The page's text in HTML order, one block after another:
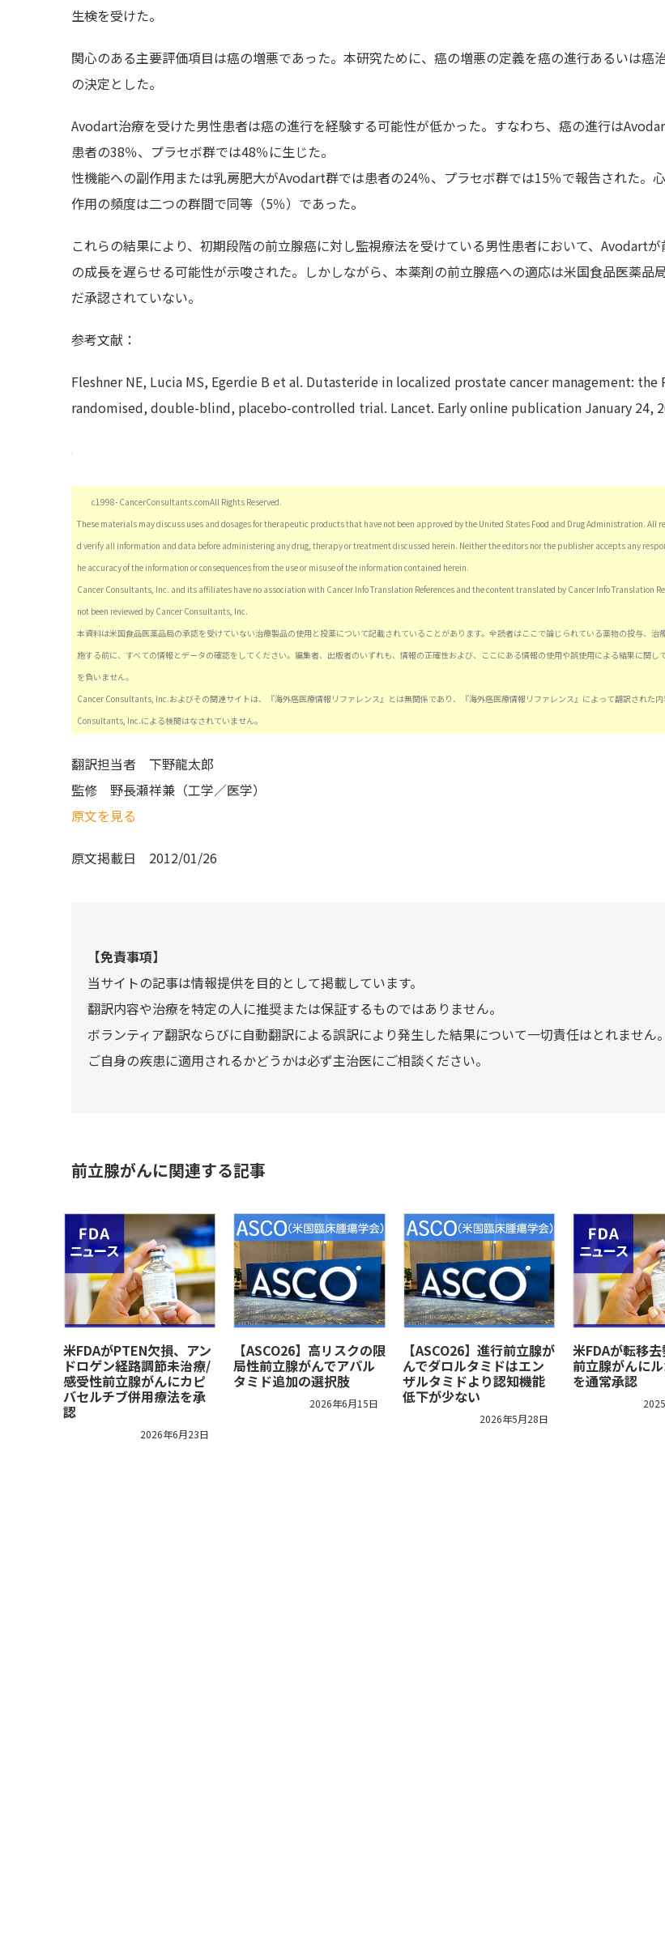
生検を受けた。
関心のある主要評価項目は癌の増悪であった。本研究ために、癌の増悪の定義を癌の進行あるいは癌
の決定とした。
Avodart治療を受けた男性患者は癌の進行を経験する可能性が低かった。すなわち、癌の進行は
患者の38％、プラセボ群では48％に生じた。
性機能への副作用または乳房肥大がAvodart群では患者の24％、プラセボ群では15％で報告された。
作用の頻度は二つの群間で同等（5％）であった。
これらの結果により、初期段階の前立腺癌に対し監視療法を受けている男性患者において、Avodartが
の成長を遅らせる可能性が示唆された。しかしながら、本薬剤の前立腺癌への適応は米国食品医薬品
だ承認されていない。
参考文献：
Fleshner NE, Lucia MS, Egerdie B et al. Dutasteride in localized prostate cancer management: the
randomised, double-blind, placebo-controlled trial. Lancet. Early online publication January 24,
c1998- CancerConsultants.comAll Rights Reserved.
These materials may discuss uses and dosages for therapeutic products that have not been approved by the United States Food and Drug Administration. All
d verify all information and data before administering any drug, therapy or treatment discussed herein. Neither the editors nor the publisher accepts any
he accuracy of the information or consequences from the use or misuse of the information contained herein.
Cancer Consultants, Inc. and its affiliates have no association with Cancer Info Translation References and the content translated by Cancer Info Translation
not been reviewed by Cancer Consultants, Inc.
本資料は米国食品医薬品局の承認を受けていない治療製品の使用と投薬について記載されていることがあります。全読者はここで論じられている薬物の投与、治
施する前に、すべての情報とデータの確認をしてください。編集者、出版者のいずれも、情報の正確性および、ここにある情報の使用や誤使用による結果に関し
を負いません。
Cancer Consultants, Inc.およびその関連サイトは、『海外癌医療情報リファレンス』とは無関係であり、『海外癌医療情報リファレンス』によって翻訳された
Consultants, Inc.による検閲はなされていません。
翻訳担当者 下野龍太郎
監修 野長瀬祥兼（工学／医学）
原文を見る
原文掲載日 2012/01/26
【免責事項】
当サイトの記事は情報提供を目的として掲載しています。
翻訳内容や治療を特定の人に推奨または保証するものではありません。
ボランティア翻訳ならびに自動翻訳による誤訳により発生した結果について一切責任はとれません。
ご自身の疾患に適用されるかどうかは必ず主治医にご相談ください。
前立腺がんに関連する記事
米FDAがPTEN欠損、アン
ドロゲン経路調節未治療/
感受性前立腺がんにカピ
バセルチブ併用療法を承
認
2026年6月23日
【ASCO26】高リスクの限
局性前立腺がんでアパル
タミド追加の選択肢
2026年6月15日
【ASCO26】進行前立腺が
んでダロルタミドはエン
ザルタミドより認知機能
低下が少ない
2026年5月28日
米FDAが転移
前立腺がんに
を通常承認